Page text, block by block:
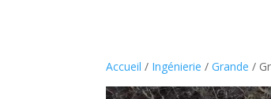
Accueil / Ingénierie /Grande /